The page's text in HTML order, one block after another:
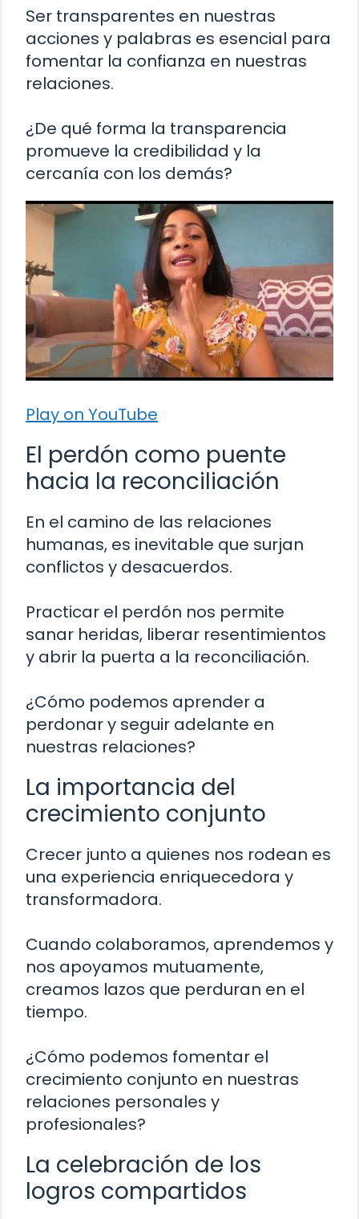
Ser transparentes en nuestras
acciones y palabras es esencial para
fomentar la confianza en nuestras
relaciones.
¿De qué forma la transparencia
promueve la credibilidad y la
cercanía con los demás?
Play on YouTube
El perdón como puente
hacia la reconciliación
En el camino de las relaciones
humanas, es inevitable que surjan
conflictos y desacuerdos.
Practicar el perdón nos permite
sanar heridas, liberar resentimientos
y abrir la puerta a la reconciliación.
¿Cómo podemos aprender a
perdonar y seguir adelante en
nuestras relaciones?
La importancia del
crecimiento conjunto
Crecer junto a quienes nos rodean es
una experiencia enriquecedora y
transformadora.
Cuando colaboramos, aprendemos y
nos apoyamos mutuamente,
creamos lazos que perduran en el
tiempo.
¿Cómo podemos fomentar el
crecimiento conjunto en nuestras
relaciones personales y
profesionales?
La celebración de los
logros compartidos